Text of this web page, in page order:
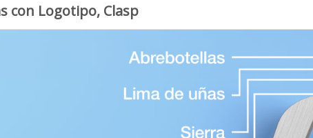
con Logotipo, Clasp